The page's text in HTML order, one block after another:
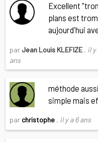
Excellent
plans est
aujourd'hui
par Jean Louis KLEFIZE , il y
ans
méthode
simple mais
par christophe , il y a 6 ans